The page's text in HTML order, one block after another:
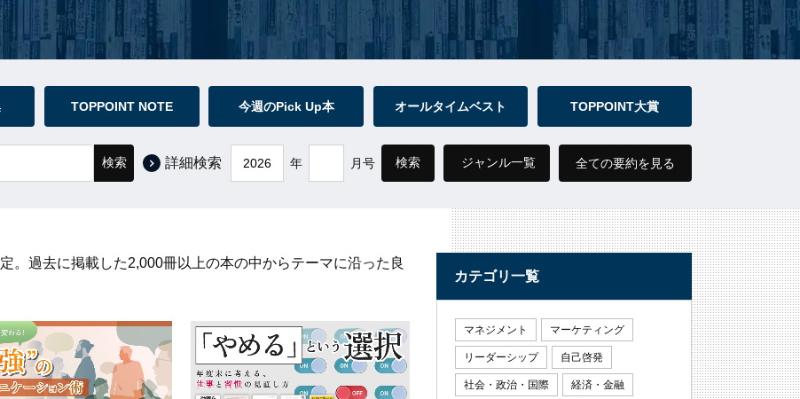
TOPPOINT NOTE 今週のPick Up本 オールタイムベスト TOPPOINT大賞
検索 詳細検索 年 月号 検索 ジャンル一覧 全ての要約を見る
。過去に掲載した2,000冊以上の本の中からテーマに沿った良
カテゴリ一覧
マネジメント マーケティング
リーダーシップ 自己啓発
社会・政治・国際 経済・金融